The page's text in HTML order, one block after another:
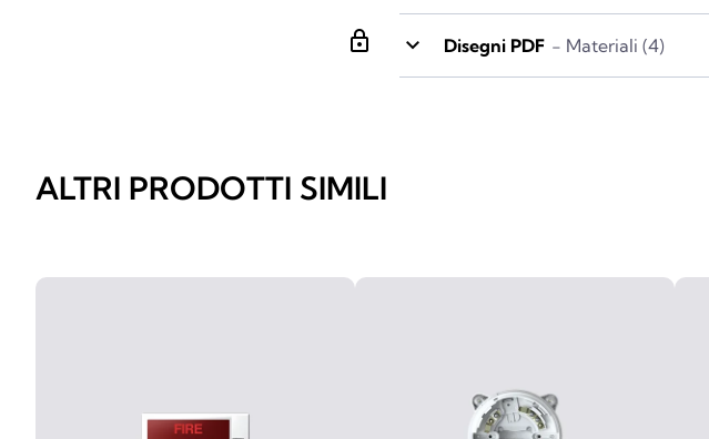
lock keyboard_arrow_down Disegni PDF - Materiali (4)
ALTRI PRODOTTI SIMILI